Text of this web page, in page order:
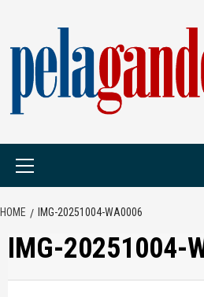
content
HOME IMG-20251004-WA0006
IMG-20251004-